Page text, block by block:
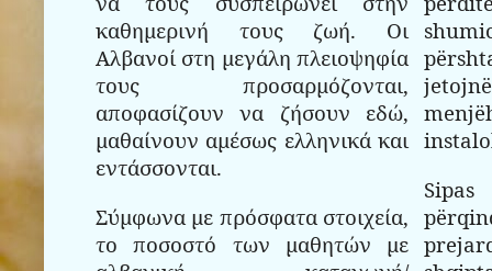
καθημερινή τους ζωή. Οι
Αλβανοί στη μεγάλη πλειοψηφία
τους προσαρμόζονται,
αποφασίζουν να ζήσουν εδώ,
μαθαίνουν αμέσως ελληνικά και
εντάσσονται.
Σύμφωνα με πρόσφατα στοιχεία,
το ποσοστό των μαθητών με